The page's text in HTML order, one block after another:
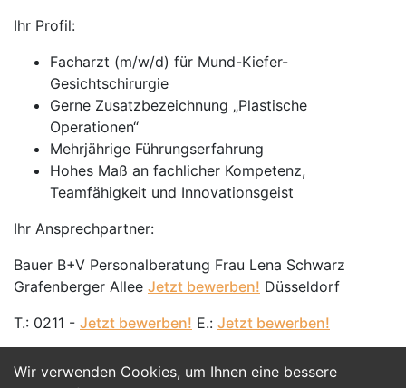
Wir verwenden Cookies, um Ihnen eine bessere
Ihr Profil:
Facharzt (m/w/d) für Mund-Kiefer-
Gesichtschirurgie
Gerne Zusatzbezeichnung „Plastische
Operationen“
Mehrjährige Führungserfahrung
Hohes Maß an fachlicher Kompetenz,
Teamfähigkeit und Innovationsgeist
Ihr Ansprechpartner:
Bauer B+V Personalberatung Frau Lena Schwarz
Grafenberger Allee Jetzt bewerben! Düsseldorf
T.: 0211 - Jetzt bewerben! E.: Jetzt bewerben!